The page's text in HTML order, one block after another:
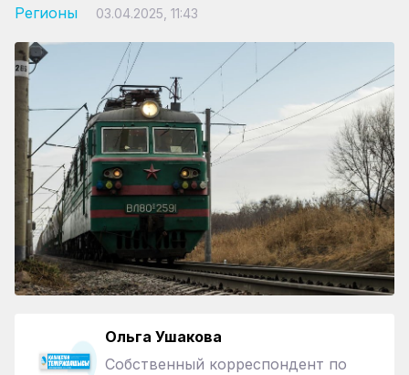
Регионы 03.04.2025, 11:43
Ольга Ушакова
Собственный корреспондент по